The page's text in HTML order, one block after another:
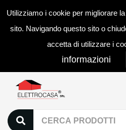
Utilizziamo i cookie per migliorare
sito. Navigando questo sito o
accetta di utilizzare i
informazioni